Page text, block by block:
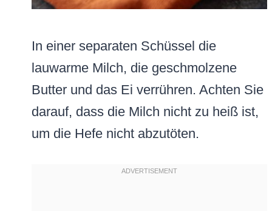
In einer separaten Schüssel die
lauwarme Milch, die geschmolzene
Butter und das Ei verrühren. Achten Sie
darauf, dass die Milch nicht zu heiß ist,
um die Hefe nicht abzutöten.